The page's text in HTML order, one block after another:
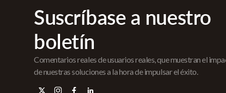
Suscríbase a nuestro
boletín
Comentarios reales de usuarios reales, que muestran el
de nuestras soluciones a la hora de impulsar el éxito.